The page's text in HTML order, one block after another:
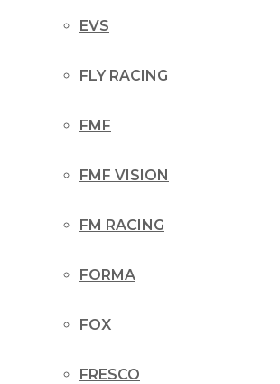
EVS
FLY RACING
FMF
FMF VISION
FM RACING
FORMA
FOX
FRESCO